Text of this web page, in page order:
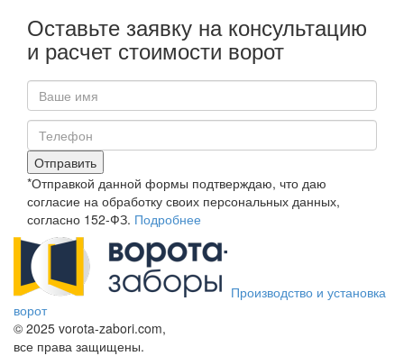
Оставьте заявку на консультацию
и расчет стоимости ворот
Отправить
*Отправкой данной формы подтверждаю, что даю
согласие на обработку своих персональных данных,
согласно 152-ФЗ. Подробнее
Производство и установка
ворот
© 2025 vorota-zabori.com,
все права защищены.